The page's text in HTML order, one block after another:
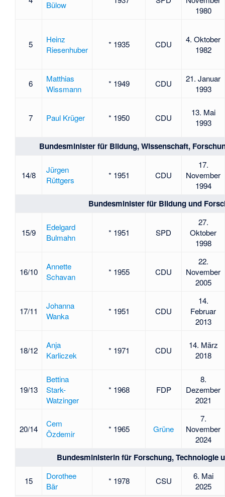
Bülow
1980
5
Heinz
Riesenhuber
* 1935 CDU
4. Oktober
1982
6
Matthias
Wissmann
* 1949 CDU
21. Januar
1993
7 Paul Krüger * 1950 CDU
13. Mai
1993
Bundesminister für Bildung, Wissenschaft,
14/8
Jürgen
Rüttgers
* 1951 CDU
17.
November
1994
Bundesminister für Bildung und
15/9
Edelgard
Bulmahn
* 1951 SPD
27.
Oktober
1998
16/10
Annette
Schavan
* 1955 CDU
22.
November
2005
17/11
Johanna
Wanka
* 1951 CDU
14.
Februar
2013
18/12
Anja
Karliczek
* 1971 CDU
14. März
2018
19/13
Bettina
Stark-
Watzinger
* 1968 FDP
8.
Dezember
2021
20/14
Cem
Özdemir
* 1965 Grüne
7.
November
2024
Bundesministerin für Forschung, Technologie
15
Dorothee
Bär
* 1978 CSU
6. Mai
2025